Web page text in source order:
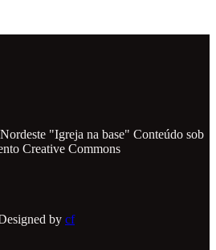
"Igreja na base" Conteúdo sob
Creative Commons
by cf